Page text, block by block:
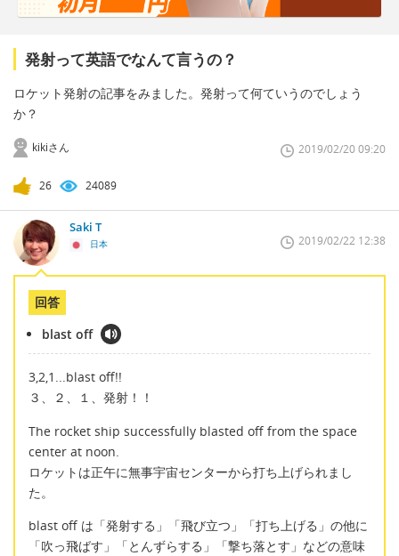
発射って英語でなんて言うの？
ロケット発射の記事をみました。発射って何ていうのでしょう
か？
kikiさん 2019/02/20 09:20
26 24089
Saki T
日本 2019/02/22 12:38
回答
blast off
3,2,1...blast off!!
３、２、１、発射！！
The rocket ship successfully blasted off from the space
center at noon.
ロケットは正午に無事宇宙センターから打ち上げられまし
た。
blast off は「発射する」「飛び立つ」「打ち上げる」の他に
「吹っ飛ばす」「とんずらする」「撃ち落とす」などの意味